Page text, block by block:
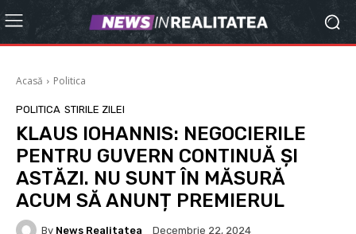
Acasă Politica
POLITICA STIRILE ZILEI
KLAUS IOHANNIS: NEGOCIERILE
PENTRU GUVERN CONTINUĂ ȘI
ASTĂZI. NU SUNT ÎN MĂSURĂ
ACUM SĂ ANUNȚ PREMIERUL
By News Realitatea Decembrie 22, 2024